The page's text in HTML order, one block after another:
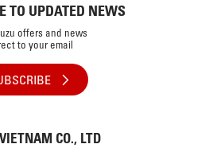
TO UPDATED NEWS
offers and news
to your email
CO., LTD